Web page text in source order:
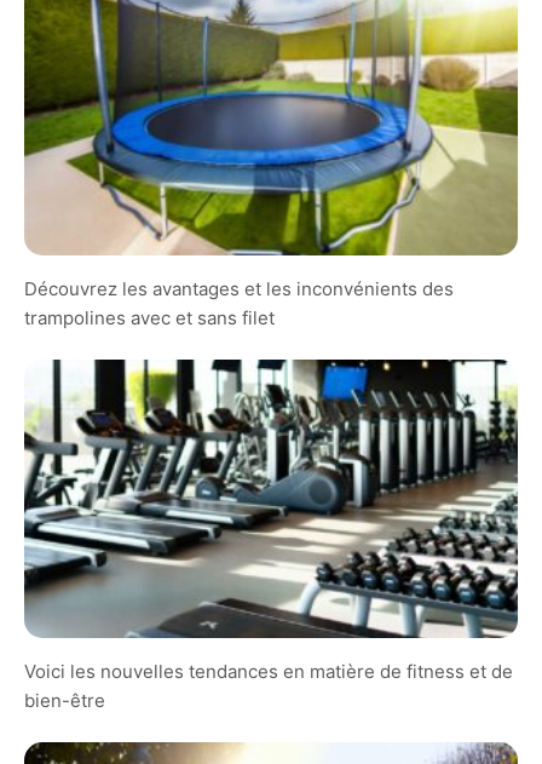
Découvrez les avantages et les inconvénients des
trampolines avec et sans filet
Voici les nouvelles tendances en matière de fitness et de
bien-être